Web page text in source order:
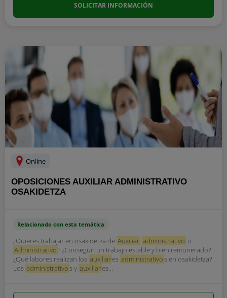
SOLICITAR INFORMACIÓN
Online
OPOSICIONES AUXILIAR ADMINISTRATIVO
OSAKIDETZA
Relacionado con esta temática
¿Quieres trabajar en osakidetza de Auxiliar administrativo o
Administrativo? ¿Conseguir un trabajo estable y bien remunerado?
¿Qué labores realizan los auxiliares administrativos en osakidetza?
Los administrativos y auxiliares...